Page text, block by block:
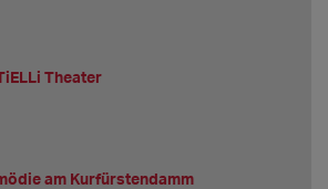
Theater
am Kurfürstendamm